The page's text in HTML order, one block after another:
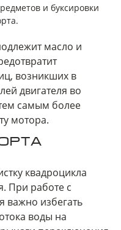
и буксировки
масло и
возникших в
двигателя во
самым более
мотора.
квадроцикла
При работе с
важно избегать
воды на